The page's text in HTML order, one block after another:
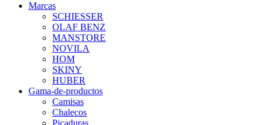
Marcas
SCHIESSER
OLAF BENZ
MANSTORE
NOVILA
HOM
SKINY
HUBER
Gama-de-productos
Camisas
Chalecos
Picaduras